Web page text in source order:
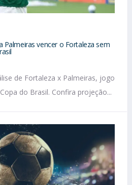
Palmeiras vencer o Fortaleza sem
de Fortaleza x Palmeiras, jogo
do Brasil. Confira projeção...